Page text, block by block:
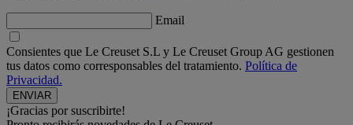
Email
Consientes que Le Creuset S.L y Le Creuset Group AG gestionen
tus datos como corresponsables del tratamiento. Política de
Privacidad.
¡Gracias por suscribirte!